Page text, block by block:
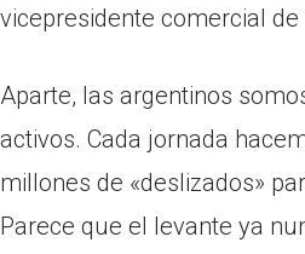
vicepresidente comercial
Aparte, las argentinos
activos. Cada jornada
millones de «deslizados»
Parece que el levante ya